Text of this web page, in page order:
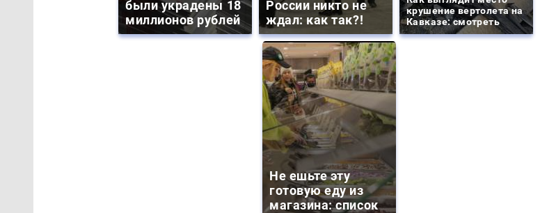
были украдены 18
миллионов рублей
России никто не
ждал: как так?!
крушение вертолета на
Кавказе: смотреть
Не ешьте эту
готовую еду из
магазина: список